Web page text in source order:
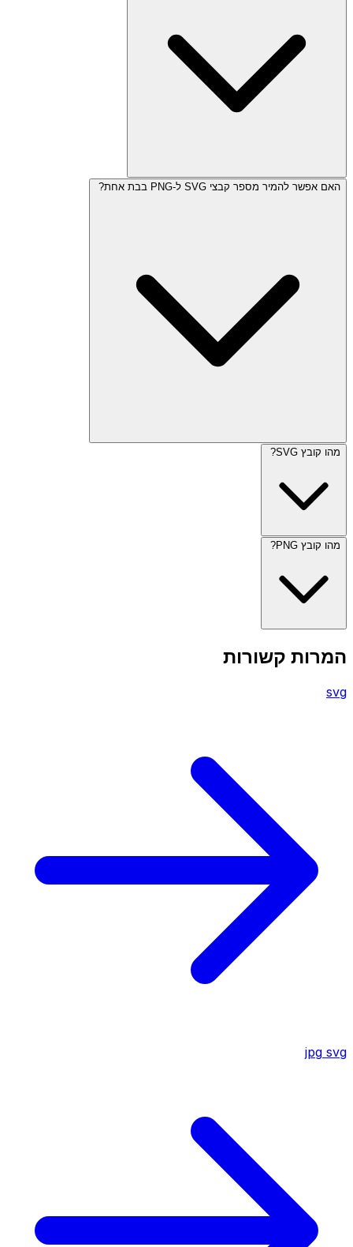
האם אפשר להמיר מספר קבצי SVG ל-PNG בבת אחת?
מהו קובץ SVG?
מהו קובץ PNG?
המרות קשורות
svg
jpg svg